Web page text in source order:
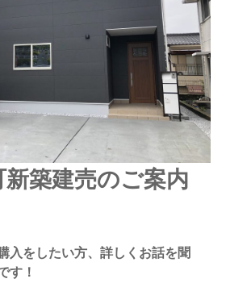
築建売のご案内
入をしたい方、詳しくお話を聞
す！